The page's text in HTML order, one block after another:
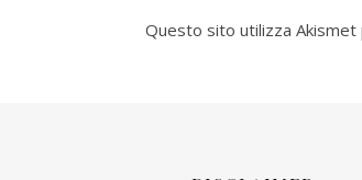
Questo sito utilizza